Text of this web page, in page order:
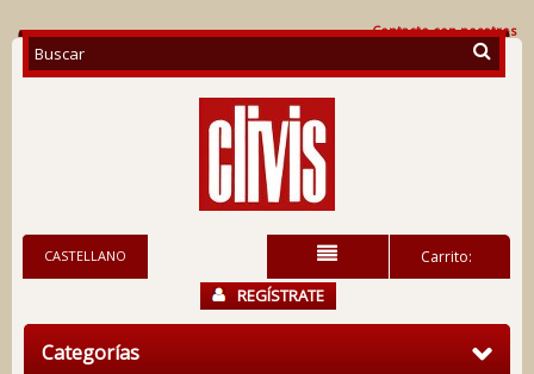
Contacte con nosotros
Carrito:
CASTELLANO
REGÍSTRATE
Categorías